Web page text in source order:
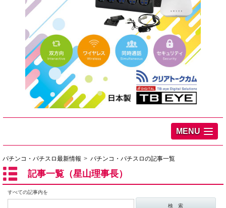
MENU
パチンコ・パチスロ最新情報 パチンコ・パチスロの記事一覧
記事一覧（星山理事長）
すべての記事内を